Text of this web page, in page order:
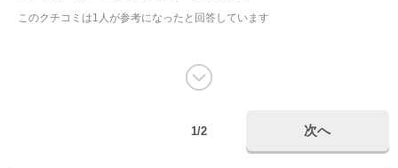
このクチコミは1 人が参考になったと回答しています
1/2 次へ